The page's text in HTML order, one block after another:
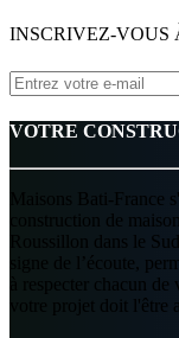
INSCRIVEZ-VOUS
VOTRE
Maisons Bati-France
construction de
Roussillon dans le
signe de l’écoute,
à respecter chacun
votre projet doit l'être